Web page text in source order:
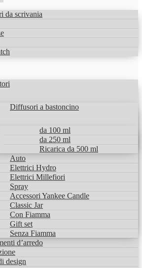
da scrivania
Diffusori a bastoncino
da 100 ml
da 250 ml
Ricarica da 500 ml
Auto
Elettrici Hydro
Elettrici Millefiori
Spray
Accessori Yankee Candle
Classic Jar
Con Fiamma
Gift set
Senza Fiamma
d’arredo
design